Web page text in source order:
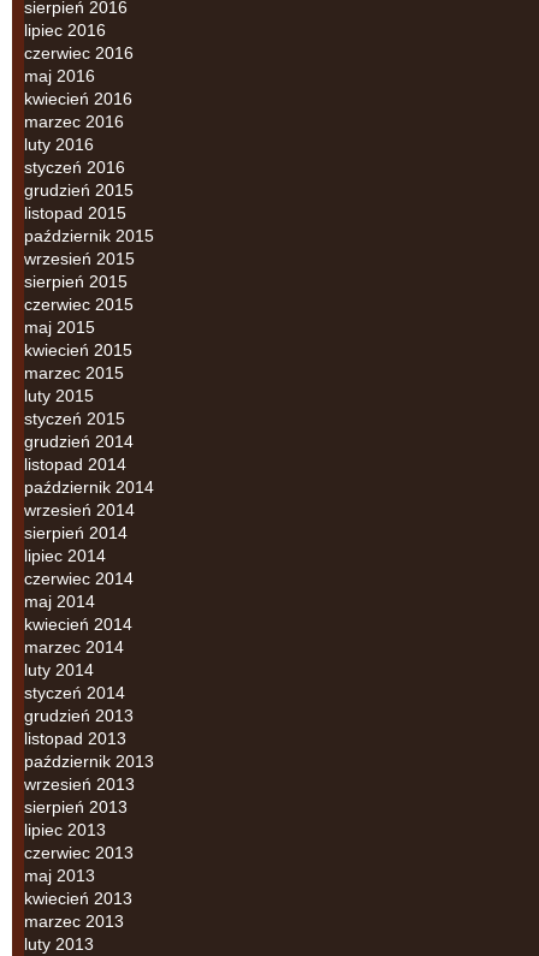
sierpień 2016
lipiec 2016
czerwiec 2016
maj 2016
kwiecień 2016
marzec 2016
luty 2016
styczeń 2016
grudzień 2015
listopad 2015
październik 2015
wrzesień 2015
sierpień 2015
czerwiec 2015
maj 2015
kwiecień 2015
marzec 2015
luty 2015
styczeń 2015
grudzień 2014
listopad 2014
październik 2014
wrzesień 2014
sierpień 2014
lipiec 2014
czerwiec 2014
maj 2014
kwiecień 2014
marzec 2014
luty 2014
styczeń 2014
grudzień 2013
listopad 2013
październik 2013
wrzesień 2013
sierpień 2013
lipiec 2013
czerwiec 2013
maj 2013
kwiecień 2013
marzec 2013
luty 2013